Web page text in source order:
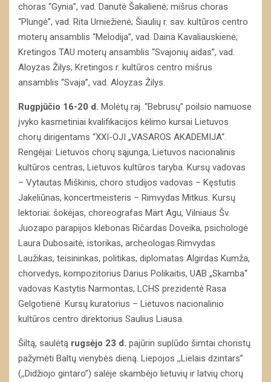
choras “Gynia”, vad. Danutė Šakalienė; mišrus choras
“Plungė”, vad. Rita Urniežienė; Šiaulių r. sav. kultūros centro
moterų ansamblis “Melodija”, vad. Daina Kavaliauskienė;
Kretingos TAU moterų ansamblis “Svajonių aidas”, vad.
Aloyzas Žilys; Kretingos r. kultūros centro mišrus
ansamblis “Svaja”, vad. Aloyzas Žilys.
Rugpjūčio 16-20 d. Molėtų raj. “Bebrusų” poilsio namuose
įvyko kasmetiniai kvalifikacijos kėlimo kursai Lietuvos
chorų dirigentams “XXI-OJI „VASAROS AKADEMIJA“.
Rengėjai: Lietuvos chorų sąjunga, Lietuvos nacionalinis
kultūros centras, Lietuvos kultūros taryba. Kursų vadovas
– Vytautas Miškinis, choro studijos vadovas – Kęstutis
Jakeliūnas, koncertmeisteris – Rimvydas Mitkus. Kursų
lektoriai: šokėjas, choreografas Märt Agu, Vilniaus Šv.
Juozapo parapijos klebonas Ričardas Doveika, psichologė
Laura Dubosaitė, istorikas, archeologas Rimvydas
Laužikas, teisininkas, politikas, diplomatas Algirdas Kumža,
chorvedys, kompozitorius Darius Polikaitis, UAB „Skamba“
vadovas Kastytis Narmontas, LCHS prezidentė Rasa
Gelgotienė. Kursų kuratorius – Lietuvos nacionalinio
kultūros centro direktorius Saulius Liausa.
Šiltą, saulėtą rugsėjo 23 d. pajūrin suplūdo šimtai choristų
pažymėti Baltų vienybės dieną. Liepojos ,,Lielais dzintars”
(,,Didžiojo gintaro”) salėje skambėjo lietuvių ir latvių chorų